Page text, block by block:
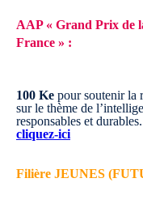
AAP « Grand Prix de
France » :
100 Ke pour soutenir la
sur le thème de
responsables et durables.
cliquez-ici
Filière JEUNES